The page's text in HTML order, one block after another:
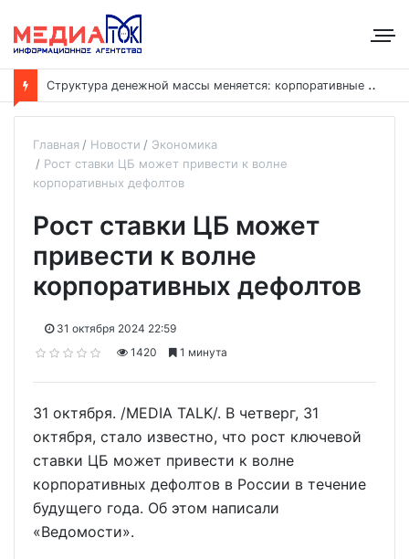
С
труктура денежной массы меняется: корпоративные депозиты обогнали вклады населения
Главная Новости
Экономика
Рост ставки ЦБ может привести к волне
корпоративных дефолтов
Рост ставки ЦБ может
привести к волне
корпоративных дефолтов
31 октября 2024 22:59
1420
1 минута
31 октября. /MEDIA TALK/. В четверг, 31
октября, стало известно, что рост ключевой
ставки ЦБ может привести к волне
корпоративных дефолтов в России в течение
будущего года. Об этом написали
«Ведомости».